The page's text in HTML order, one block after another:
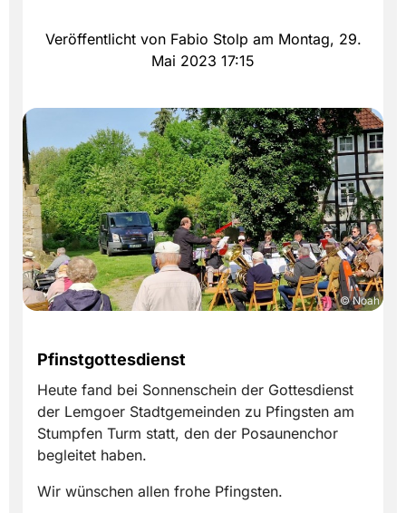
Veröffentlicht von Fabio Stolp am Montag, 29.
Mai 2023 17:15
© Noah
Pfinstgottesdienst
Heute fand bei Sonnenschein der Gottesdienst
der Lemgoer Stadtgemeinden zu Pfingsten am
Stumpfen Turm statt, den der Posaunenchor
begleitet haben.
Wir wünschen allen frohe Pfingsten.